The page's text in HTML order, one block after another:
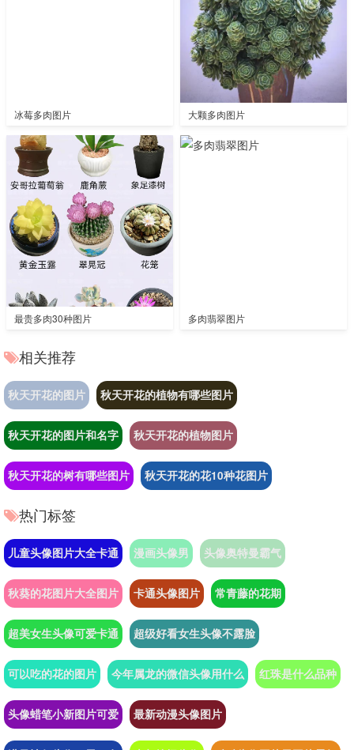
冰莓多肉图片 大颗多肉图片
最贵多肉30种图片 多肉翡翠图片
相关推荐
秋天开花的图片 秋天开花的植物有哪些图片
秋天开花的图片和名字 秋天开花的植物图片
秋天开花的树有哪些图片 秋天开花的花10种花图片
热门标签
儿童头像图片大全卡通 漫画头像男 头像奥特曼霸气
秋葵的花图片大全图片 卡通头像图片 常青藤的花期
超美女生头像可爱卡通 超级好看女生头像不露脸
可以吃的花的图片 今年属龙的微信头像用什么 红珠是什么品种
头像蜡笔小新图片可爱 最新动漫头像图片